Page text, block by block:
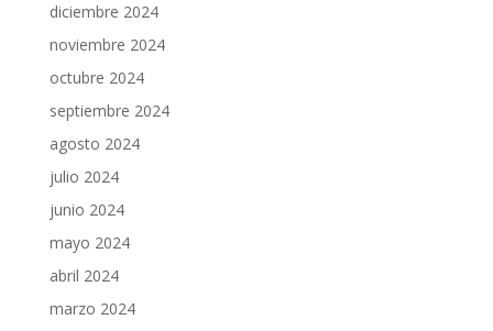
diciembre 2024
noviembre 2024
octubre 2024
septiembre 2024
agosto 2024
julio 2024
junio 2024
mayo 2024
abril 2024
marzo 2024